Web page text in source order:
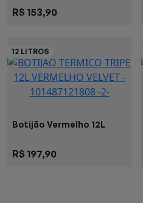
R$ 153,90
Botijão Vermelho 12L
R$ 197,90